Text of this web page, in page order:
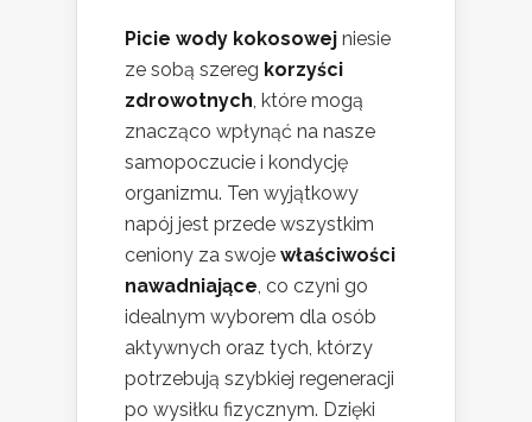
Picie wody kokosowej niesie
ze sobą szereg korzyści
zdrowotnych , które mogą
znacząco wpłynąć na nasze
samopoczucie i kondycję
organizmu. Ten wyjątkowy
napój jest przede wszystkim
ceniony za swoje właściwości
nawadniające , co czyni go
idealnym wyborem dla osób
aktywnych oraz tych, którzy
potrzebują szybkiej regeneracji
po wysiłku fizycznym. Dzięki